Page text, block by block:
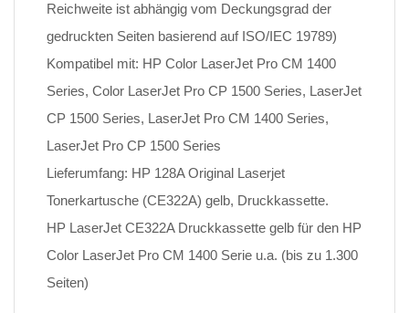
Reichweite ist abhängig vom Deckungsgrad der
gedruckten Seiten basierend auf ISO/IEC 19789)
Kompatibel mit: HP Color LaserJet Pro CM 1400
Series, Color LaserJet Pro CP 1500 Series, LaserJet
CP 1500 Series, LaserJet Pro CM 1400 Series,
LaserJet Pro CP 1500 Series
Lieferumfang: HP 128A Original Laserjet
Tonerkartusche (CE322A) gelb, Druckkassette.
HP LaserJet CE322A Druckkassette gelb für den HP
Color LaserJet Pro CM 1400 Serie u.a. (bis zu 1.300
Seiten)